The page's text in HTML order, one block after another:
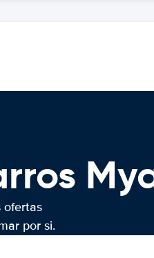
ofertas
por si.